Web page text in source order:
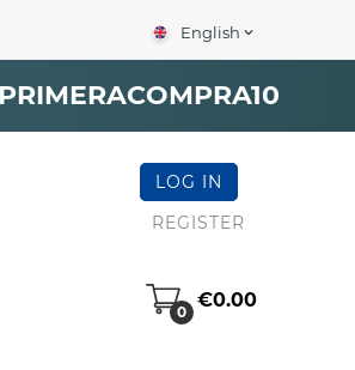
English expand_more
PRIMERACOMPRA10
0
€0.00
LOG IN
REGISTER